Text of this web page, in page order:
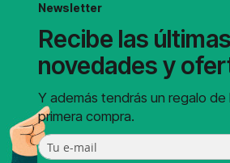
Newsletter
Recibe las últimas
novedades y
Y además tendrás un regalo
primera compra.